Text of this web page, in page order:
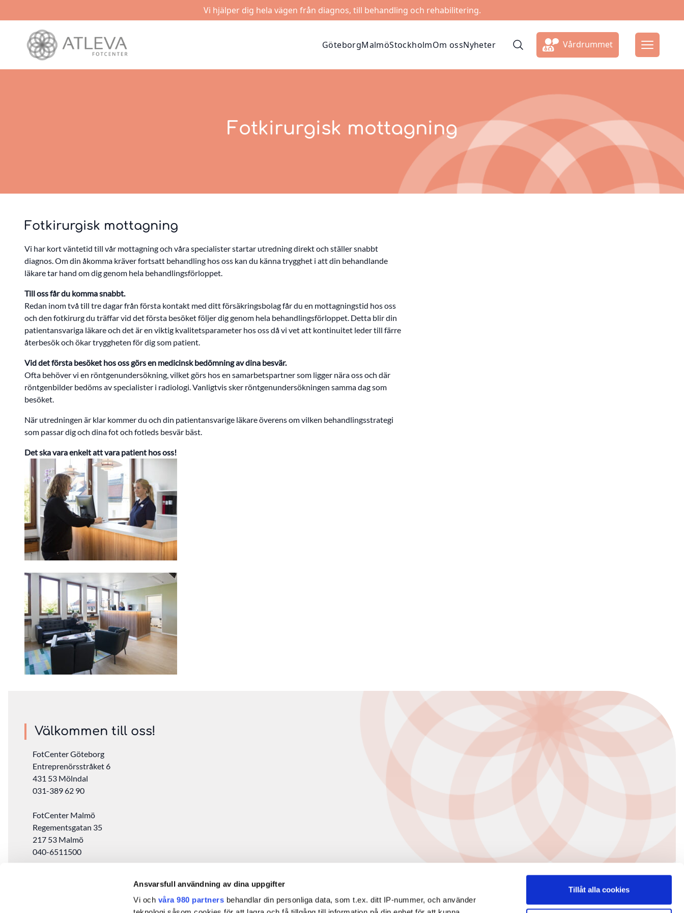
Ansvarsfull användning av dina uppgifter
Vi och våra 980 partners behandlar din personliga data, som t.ex. ditt IP-nummer, och använder
Tillåt alla cookies
Vi hjälper dig hela vägen från diagnos, till behandling och rehabilitering.
GöteborgMalmöStockholmOm ossNyheter Vårdrummet
Fotkirurgisk mottagning
Fotkirurgisk mottagning
Vi har kort väntetid till vår mottagning och våra specialister startar utredning direkt och ställer snabbt
diagnos. Om din åkomma kräver fortsatt behandling hos oss kan du känna trygghet i att din behandlande
läkare tar hand om dig genom hela behandlingsförloppet.
Till oss får du komma snabbt.
Redan inom två till tre dagar från första kontakt med ditt försäkringsbolag får du en mottagningstid hos oss
och den fotkirurg du träffar vid det första besöket följer dig genom hela behandlingsförloppet. Detta blir din
patientansvariga läkare och det är en viktig kvalitetsparameter hos oss då vi vet att kontinuitet leder till färre
återbesök och ökar tryggheten för dig som patient.
Vid det första besöket hos oss görs en medicinsk bedömning av dina besvär.
Ofta behöver vi en röntgenundersökning, vilket görs hos en samarbetspartner som ligger nära oss och där
röntgenbilder bedöms av specialister i radiologi. Vanligtvis sker röntgenundersökningen samma dag som
besöket.
När utredningen är klar kommer du och din patientansvarige läkare överens om vilken behandlingsstrategi
som passar dig och dina fot och fotleds besvär bäst.
Det ska vara enkelt att vara patient hos oss!
Välkommen till oss!
FotCenter Göteborg
Entreprenörsstråket 6
431 53 Mölndal
031-389 62 90
FotCenter Malmö
Regementsgatan 35
217 53 Malmö
040-6511500